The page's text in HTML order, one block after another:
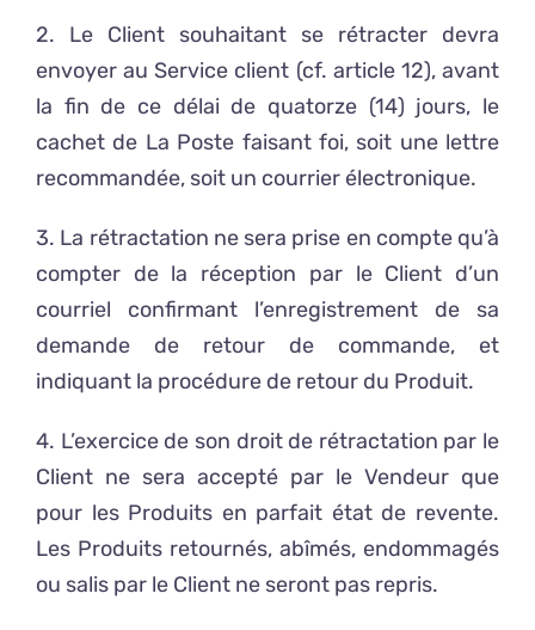
2. Le Client souhaitant se rétracter devra
envoyer au Service client (cf. article 12), avant
la fin de ce délai de quatorze (14) jours, le
cachet de La Poste faisant foi, soit une lettre
recommandée, soit un courrier électronique.
3. La rétractation ne sera prise en compte qu’à
compter de la réception par le Client d’un
courriel confirmant l’enregistrement de sa
demande de retour de commande, et
indiquant la procédure de retour du Produit.
4. L’exercice de son droit de rétractation par le
Client ne sera accepté par le Vendeur que
pour les Produits en parfait état de revente.
Les Produits retournés, abîmés, endommagés
ou salis par le Client ne seront pas repris.